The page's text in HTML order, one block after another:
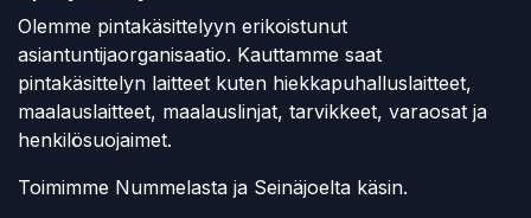
Olemme pintakäsittelyyn erikoistunut
asiantuntijaorganisaatio. Kauttamme saat
pintakäsittelyn laitteet kuten hiekkapuhalluslaitteet,
maalauslaitteet, maalauslinjat, tarvikkeet, varaosat ja
henkilösuojaimet.
Toimimme Nummelasta ja Seinäjoelta käsin.